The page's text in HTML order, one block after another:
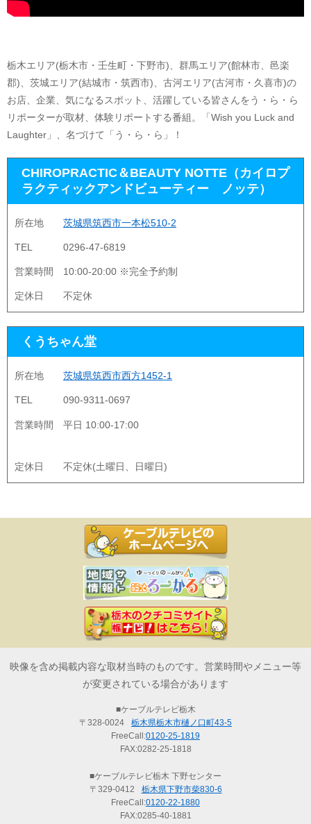
栃木エリア(栃木市・壬生町・下野市)、群馬エリア(館林市、邑楽
郡)、茨城エリア(結城市・筑西市)、古河エリア(古河市・久喜市)の
お店、企業、気になるスポット、活躍している皆さんをう・ら・ら
リポーターが取材、体験リポートする番組。「Wish you Luck and
Laughter」、名づけて「う・ら・ら」！
CHIROPRACTIC＆BEAUTY NOTTE（カイロプ
ラクティックアンドビューティー ノッテ）
所在地 茨城県筑西市一本松510-2
TEL 0296-47-6819
営業時間 10:00-20:00 ※完全予約制
定休日 不定休
くうちゃん堂
所在地 茨城県筑西市西方1452-1
TEL 090-9311-0697
営業時間 平日 10:00-17:00
定休日 不定休(土曜日、日曜日)
映像を含め掲載内容な取材当時のものです。営業時間やメニュー等
が変更されている場合があります
■ケーブルテレビ栃木
〒328-0024
栃木県栃木市樋ノ口町43-5
FreeCall:0120-25-1819
FAX:0282-25-1818
■ケーブルテレビ栃木 下野センター
〒329-0412
栃木県下野市柴830-6
FreeCall:0120-22-1880
FAX:0285-40-1881